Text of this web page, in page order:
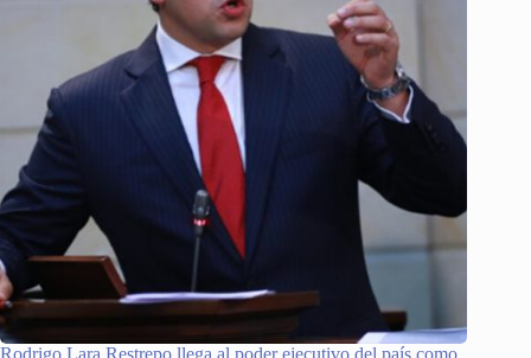
Rodrigo Lara Restrepo llega al poder ejecutivo del país como